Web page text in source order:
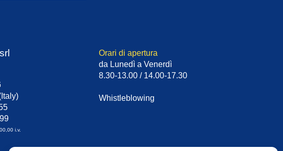
i.v.
Orari di apertura
da Lunedì a Venerdì
8.30-13.00 / 14.00-17.30
Whistleblowing